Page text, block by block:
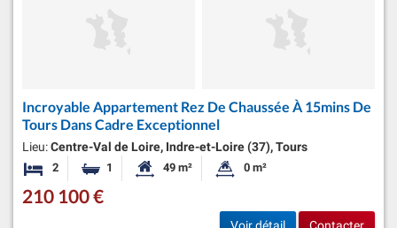
Incroyable Appartement Rez De Chaussée À 15mins De
Tours Dans Cadre Exceptionnel
Lieu:Centre-Val de Loire, Indre-et-Loire (37), Tours
2 Chambres1 Salle de bainSurface habitable:
49 m² Superficie du terrain:
0 m²
210 100 €